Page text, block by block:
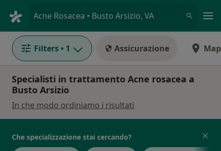
Acne Rosacea • Busto Arsizio, VA
Filters • 1 Assicurazione
Specialisti in trattamento Acne rosacea a
Busto Arsizio
In che modo ordiniamo i risultati
Che specializzazione stai cercando?